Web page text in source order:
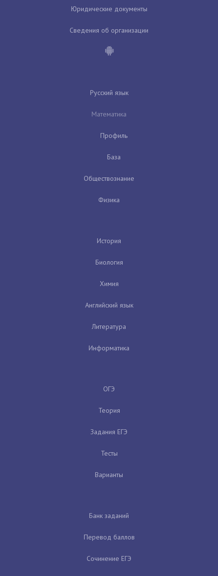
Юридические документы
Сведения об организации
Русский язык
Математика
Профиль
База
Обществознание
Физика
История
Биология
Химия
Английский язык
Литература
Информатика
ОГЭ
Теория
Задания ЕГЭ
Тесты
Варианты
Банк заданий
Перевод баллов
Сочинение ЕГЭ